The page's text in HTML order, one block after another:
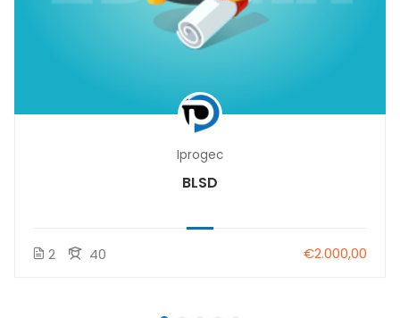
Iprogec
BLSD
2 40 €2.000,00